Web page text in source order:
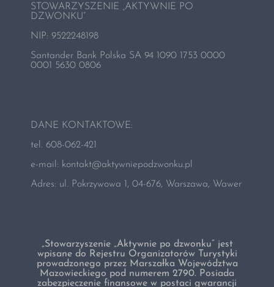
Składki
O nas
STOWARZYSZENIE „AKTYWNIE PO
DZWONKU”
NIP: 9522248198
Santander Bank Polska SA 94 1090 1753 0000
0001 5630 0806
DANE KONTAKTOWE:
tel. 608-062-421
e-mail: kontakt@aktywniepodzwonku.pl
Adres: ul. Pokrzywowa 1, 04-676, Warszawa, Wawer
„Stowarzyszenie „Aktywnie po dzwonku” jest
wpisane do Rejestru Organizatorów Turystyki
prowadzonego przez Marszałka Województwa
Mazowieckiego pod numerem 2790. Posiada
zabezpieczenie finansowe w postaci gwarancji